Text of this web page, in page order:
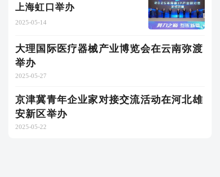
上海虹口举办
2025-05-14
大理国际医疗器械产业博览会在云南弥渡
举办
2025-05-27
京津冀青年企业家对接交流活动在河北雄
安新区举办
2025-05-22